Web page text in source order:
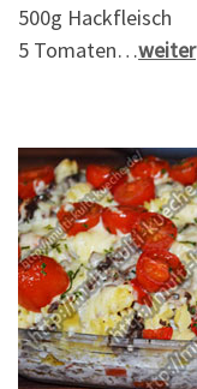
500g Hackfleisch
5 Tomaten…weiter